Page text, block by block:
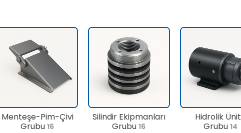
Menteşe-Pim-Çivi
Grubu16
Silindir Ekipmanları
Grubu16
Hidrolik
Grubu14